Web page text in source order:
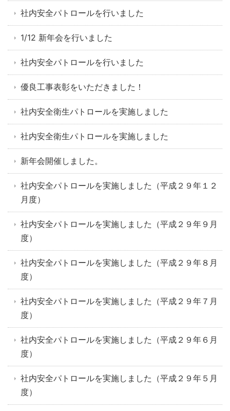
社内安全パトロールを行いました
1/12 新年会を行いました
社内安全パトロールを行いました
優良工事表彰をいただきました！
社内安全衛生パトロールを実施しました
社内安全衛生パトロールを実施しました
新年会開催しました。
社内安全パトロールを実施しました（平成２９年１２
月度）
社内安全パトロールを実施しました（平成２９年９月
度）
社内安全パトロールを実施しました（平成２９年８月
度）
社内安全パトロールを実施しました（平成２９年７月
度）
社内安全パトロールを実施しました（平成２９年６月
度）
社内安全パトロールを実施しました（平成２９年５月
度）